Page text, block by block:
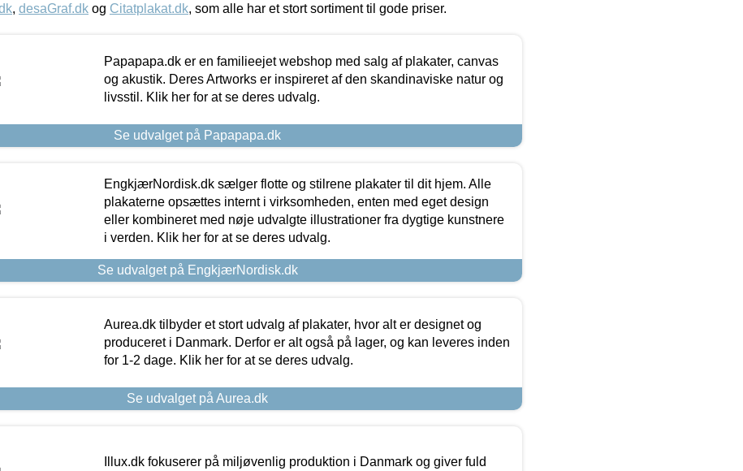
, desaGraf.dk og Citatplakat.dk, som alle har et stort sortiment til gode priser.
Papapapa.dk er en familieejet webshop med salg af plakater, canvas
og akustik. Deres Artworks er inspireret af den skandinaviske natur og
livsstil. Klik her for at se deres udvalg.
Se udvalget på Papapapa.dk
EngkjærNordisk.dk sælger flotte og stilrene plakater til dit hjem. Alle
plakaterne opsættes internt i virksomheden, enten med eget design
eller kombineret med nøje udvalgte illustrationer fra dygtige kunstnere
i verden. Klik her for at se deres udvalg.
Se udvalget på EngkjærNordisk.dk
Aurea.dk tilbyder et stort udvalg af plakater, hvor alt er designet og
produceret i Danmark. Derfor er alt også på lager, og kan leveres inden
for 1-2 dage. Klik her for at se deres udvalg.
Se udvalget på Aurea.dk
Illux.dk fokuserer på miljøvenlig produktion i Danmark og giver fuld